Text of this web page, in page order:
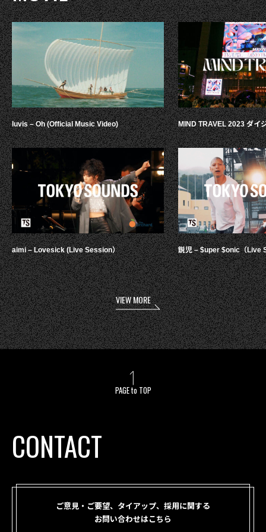
luvis – Oh (Official Music Video)
aimi – Lovesick (Live Session）
MIND TRAVEL 2023 ダイ
鋭児 – $uper $onic（Live
VIEW MORE
PAGE to TOP
CONTACT
ご意見・ご要望、タイアップ、採用に関する
お問い合わせはこちら